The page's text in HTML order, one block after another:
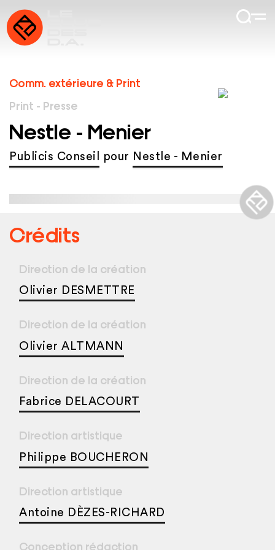
Comm. extérieure & Print
Print - Presse
Nestle - Menier
Publicis Conseil pour Nestle - Menier
Crédits
Direction de la création
Olivier DESMETTRE
Direction de la création
Olivier ALTMANN
Direction de la création
Fabrice DELACOURT
Direction artistique
Philippe BOUCHERON
Direction artistique
Antoine DÈZES-RICHARD
Conception rédaction